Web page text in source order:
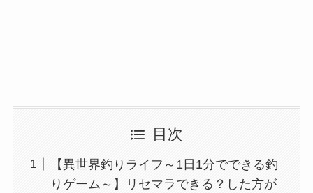
目次
【異世界釣りライフ～1日1分でできる釣
りゲーム～】リセマラできる？した方が